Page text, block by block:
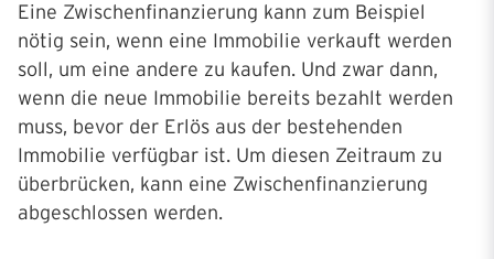
Eine Zwischenfinanzierung kann zum Beispiel
nötig sein, wenn eine Immobilie verkauft werden
soll, um eine andere zu kaufen. Und zwar dann,
wenn die neue Immobilie bereits bezahlt werden
muss, bevor der Erlös aus der bestehenden
Immobilie verfügbar ist. Um diesen Zeitraum zu
überbrücken, kann eine Zwischenfinanzierung
abgeschlossen werden.